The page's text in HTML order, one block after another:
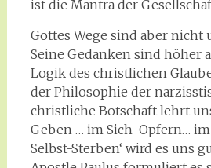
ist die Mantra der
Gottes Wege sind aber nicht
Seine Gedanken sind höher
Logik des christlichen
der Philosophie der
christliche Botschaft lehrt
Geben … im Sich-Opfern… im
Selbst-Sterben‘ wird es uns